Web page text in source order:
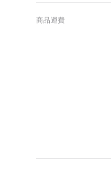
商品運費